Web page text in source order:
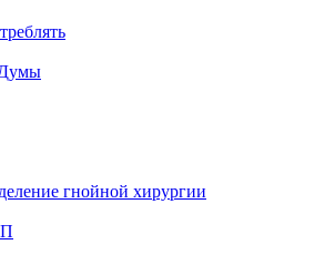
Думы
гнойной хирургии